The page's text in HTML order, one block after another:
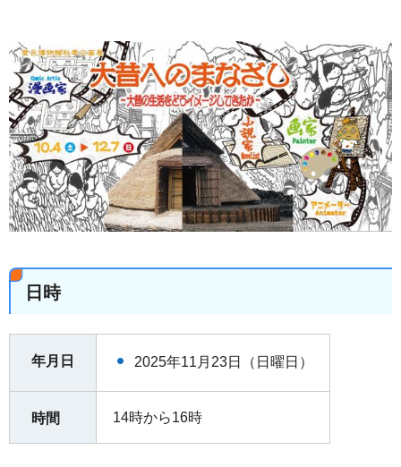
日時
年月日 2025年11月23日（日曜日）
時間 14時から16時